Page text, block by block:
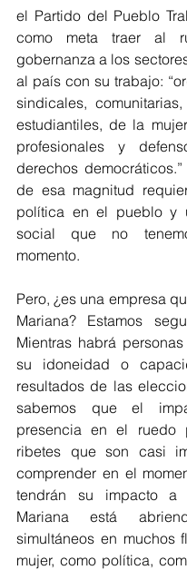
el Partido del Pueblo
como meta traer al
gobernanza a los
al país con su trabajo:
sindicales,
estudiantiles, de la
profesionales y
derechos
de esa magnitud
política en el pueblo y
social que no
momento.
Pero, ¿es una empresa
Mariana? Estamos
Mientras habrá
su idoneidad o
resultados de las
sabemos que el
presencia en el ruedo
ribetes que son casi
comprender en el
tendrán su impacto a
Mariana está
simultáneos en muchos
mujer, como política,